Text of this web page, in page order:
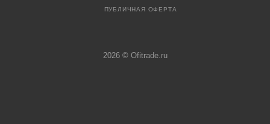
ПУБЛИЧНАЯ ОФЕРТА
2026 © Ofitrade.ru